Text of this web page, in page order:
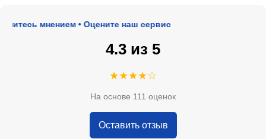
мнением • Оцените наш сервис
4.3 из 5
★★★★☆
На основе 111 оценок
Оставить отзыв